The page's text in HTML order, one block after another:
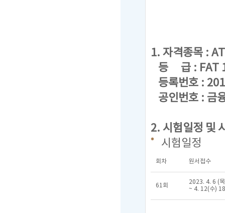
1. 자격종목 :
등 급 : FAT 1
등록번호 :
공인번호 : 금
2. 시험일정 및
시험일정
회차 원서접수
61회
2023. 4. 6 (
~ 4. 12(수)